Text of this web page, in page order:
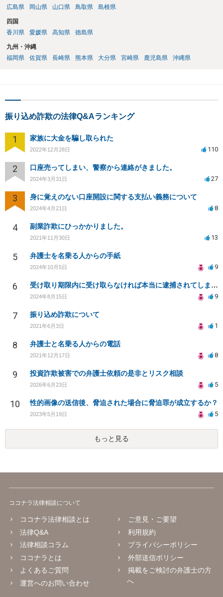
広島県
岡山県 山口県 鳥取県 島根県
四国
香川県
愛媛県 高知県 徳島県
九州・沖縄
福岡県
佐賀県 長崎県 熊本県 大分県 宮崎県 鹿児島県 沖縄県
振り込め詐欺の法律Q&Aランキング
1 家族に大金を騙し取られた
2022年12月28日 110
2 口座売ってしまい、警察から連絡がきました。
2024年3月31日 27
3 身に覚えのない口座開設に関する支払い義務について
2024年4月21日 8
4 副業詐欺にひっかかりました。
2021年11月30日 13
5 弁護士を名乗る人からの手紙
2024年10月5日 9
6 受け取り期限内に受け取らなければ本当に逮捕されてしまうのでしょうか。宜しくお願いします。
2024年8月15日 9
7 振り込め詐欺について
2021年6月3日 1
8 弁護士と名乗る人からの電話
2021年12月17日 8
9 投資詐欺被害での弁護士依頼の是非とリスク相談
2026年6月23日 5
10 性的画像の送信後、脅迫された場合に脅迫罪が成立するか？
2023年5月19日 5
もっと見る
ココナラ法律相談について
ココナラ法律相談とは
法律Q&A
法律相談コラム
ココナラとは
よくあるご質問
運営へのお問い合わせ
ご意見・ご要望
利用規約
プライバシーポリシー
外部送信ポリシー
掲載をご検討の弁護士の方
へ